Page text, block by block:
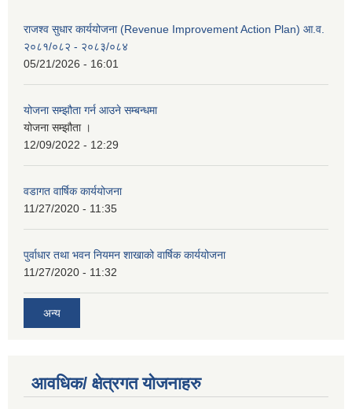
राजश्व सुधार कार्ययोजना (Revenue Improvement Action Plan) आ.व.
२०८१/०८२ - २०८३/०८४
05/21/2026 - 16:01
योजना सम्झौता गर्न आउने सम्बन्धमा
योजना सम्झौता ।
12/09/2022 - 12:29
वडागत वार्षिक कार्ययोजना
11/27/2020 - 11:35
पुर्वाधार तथा भवन नियमन शाखाको वार्षिक कार्ययोजना
11/27/2020 - 11:32
अन्य
आवधिक/ क्षेत्रगत योजनाहरु